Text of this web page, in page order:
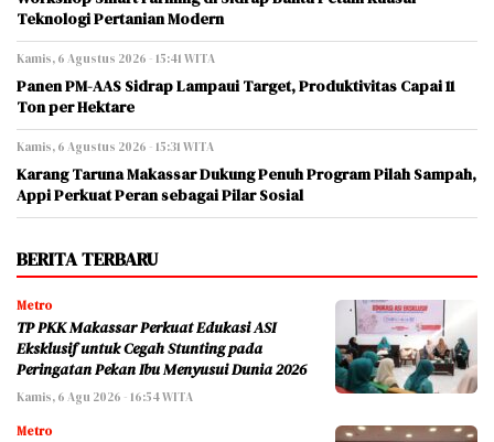
Teknologi Pertanian Modern
Kamis, 6 Agustus 2026 - 15:41 WITA
Panen PM-AAS Sidrap Lampaui Target, Produktivitas Capai 11
Ton per Hektare
Kamis, 6 Agustus 2026 - 15:31 WITA
Karang Taruna Makassar Dukung Penuh Program Pilah Sampah,
Appi Perkuat Peran sebagai Pilar Sosial
BERITA TERBARU
Metro
TP PKK Makassar Perkuat Edukasi ASI
Eksklusif untuk Cegah Stunting pada
Peringatan Pekan Ibu Menyusui Dunia 2026
Kamis, 6 Agu 2026 - 16:54 WITA
Metro